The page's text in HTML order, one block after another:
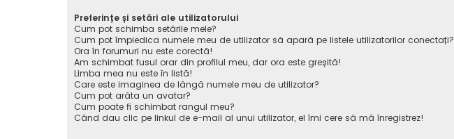
Preferințe și setări ale utilizatorului
Cum pot schimba setările mele?
Cum pot împiedica numele meu de utilizator să apară pe listele utilizatorilor conectați?
Ora în forumuri nu este corectă!
Am schimbat fusul orar din profilul meu, dar ora este greșită!
Limba mea nu este în listă!
Care este imaginea de lângă numele meu de utilizator?
Cum pot arăta un avatar?
Cum poate fi schimbat rangul meu?
Când dau clic pe linkul de e-mail al unui utilizator, el îmi cere să mă înregistrez!